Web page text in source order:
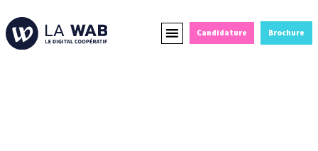
Candidature Brochure